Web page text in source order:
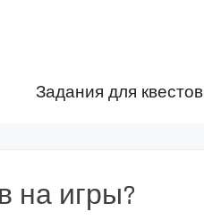
Задания для квестов
на игры?